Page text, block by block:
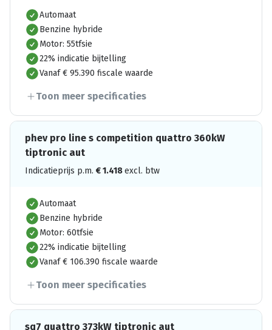
Automaat
Benzine hybride
Motor: 55tfsie
22% indicatie bijtelling
Vanaf € 95.390 fiscale waarde
Toon meer specificaties
phev pro line s competition quattro 360kW
tiptronic aut
Indicatieprijs p.m. €1.418excl. btw
Automaat
Benzine hybride
Motor: 60tfsie
22% indicatie bijtelling
Vanaf € 106.390 fiscale waarde
Toon meer specificaties
sq7 quattro 373kW tiptronic aut